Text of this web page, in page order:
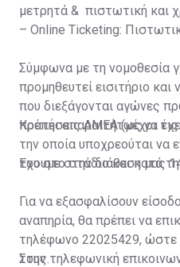
μετρητά & πιστωτική και
– Online Ticketing:
Σύμφωνα με τη νομοθεσία
προμηθευτεί εισιτήριο και
που διεξάγονται αγώνες
πρέπει απαραιτήτως να
την οποία υποχρεούται να
του στο στάδιο και κατά
Κρατήσεις ΑΜΕΑ (μέχρι
Έχουμε στην διάθεση μας
Για να εξασφαλίσουν
αναπηρία, θα πρέπει να
τηλέφωνο 22025429, ώστε
τους.
Στην τηλεφωνική